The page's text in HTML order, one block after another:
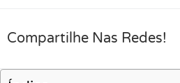
Compartilhe Nas Redes!